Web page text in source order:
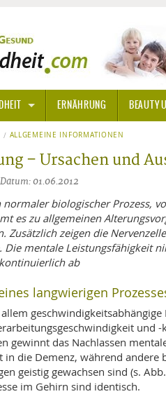
INFORMATIONEN
HEILWEISENAROMA THERAPIE
BACHBLÜTEN
EDELSTEINE - HEILSTEINE
HOMÖOPATHIE
KALIFORNISCHE BLÜTEN
NATURHEILKUNDE
MEDIZIN
UND HEILMITTEL
VON A-ZANGST
FACHBEGRIFFE
ZÄHNE
ERNÄHRUNG BEAUTY
ALLGEMEINE INFORMATIONEN
– Ursachen und
01.06.2012
biologischer Prozess,
es zu allgemeinen
Zusätzlich zeigen die
Die mentale Leistungsfähigkeit
ab
langwierigen
und -
gewinnt das Nachlassen
die Demenz, während andere
geistig gewachsen sind (s.
im Gehirn sind identisch.